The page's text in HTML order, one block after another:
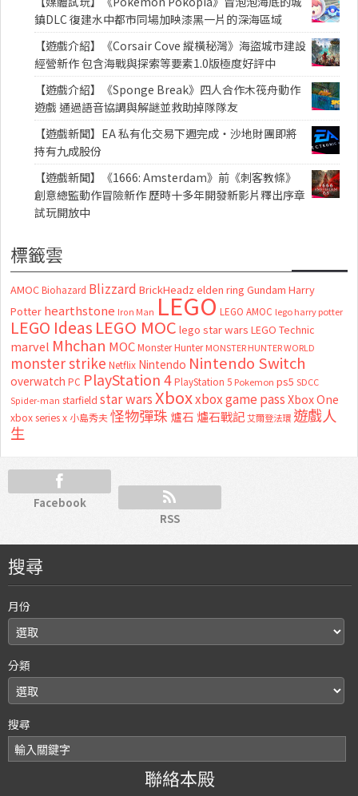
鎮DLC 復建水中都市同場加映漆黑一片的深海區域
【遊戲介紹】《Corsair Cove 縱橫秘灣》海盜城市建設
經營新作 包含海戰與探索等要素1.0版極度好評中
【遊戲介紹】《Sponge Break》四人合作木筏舟動作
遊戲 通過語音協調與解謎並救助掉隊隊友
【遊戲新聞】EA 私有化交易下週完成・沙地財團即將
持有九成股份
【遊戲新聞】《1666: Amsterdam》前《刺客教條》
創意總監動作冒險新作 歷時十多年開發新影片釋出序章
試玩開放中
標籤雲
AMOC Biohazard Blizzard BrickHeadz elden ring Gundam Harry
Potter hearthstone Iron Man LEGO LEGO AMOC lego harry potter
LEGO Ideas LEGO MOC lego star wars LEGO Technic
marvel Mhchan MOC Monster Hunter MONSTER HUNTER WORLD
monster strike Netflix Nintendo Nintendo Switch
overwatch PC PlayStation 4 PlayStation 5 Pokemon ps5 SDCC
Spider-man starfield star warsXboxxbox game passXbox One
xbox series x 小島秀夫怪物彈珠 爐石 爐石戰記艾爾登法環 遊戲人
生
Facebook
RSS
搜尋
月份
分類
搜尋
聯絡本殿